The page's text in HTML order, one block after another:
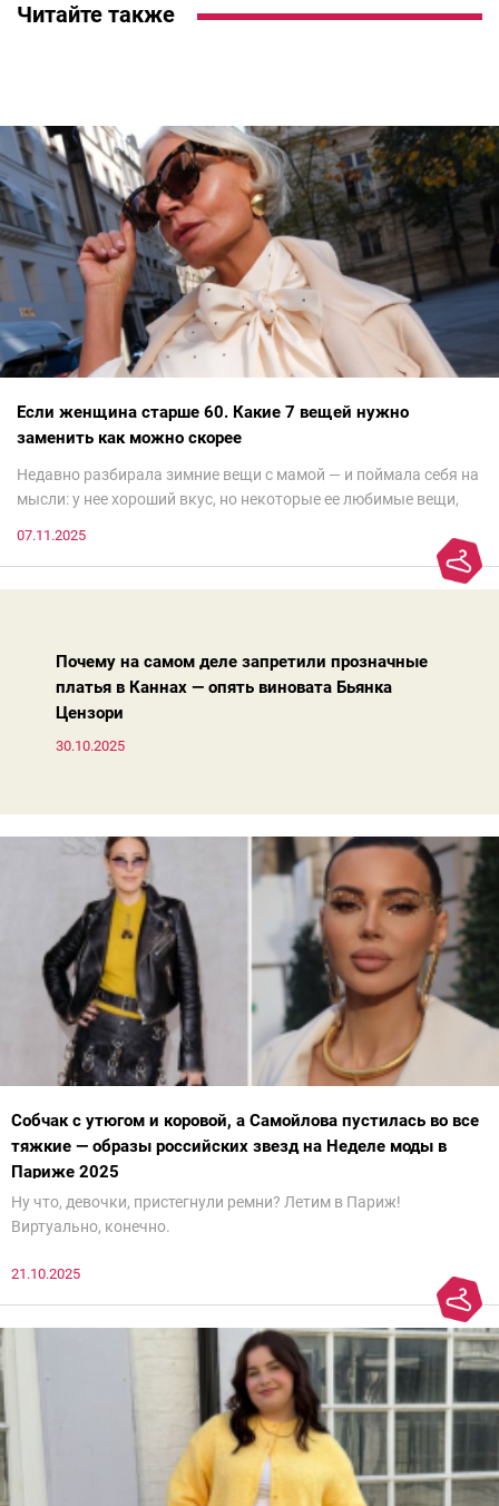
Читайте также
Если женщина старше 60. Какие 7 вещей нужно
заменить как можно скорее
Недавно разбирала зимние вещи с мамой — и поймала себя на
мысли: у нее хороший вкус, но некоторые ее любимые вещи,
моды. Вовсе нет.Проблема в том, что сама мода сделала шаг
07.11.2025
Почему на самом деле запретили прозначные
платья в Каннах — опять виновата Бьянка
Цензори
30.10.2025
Собчак с утюгом и коровой, а Самойлова пустилась во все
тяжкие — образы российских звезд на Неделе моды в
Париже 2025
Ну что, девочки, пристегнули ремни? Летим в Париж!
Виртуально, конечно.
21.10.2025